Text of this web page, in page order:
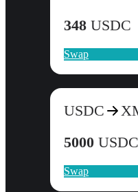
348 USDC
Swap
USDC
5000 USDC
Swap